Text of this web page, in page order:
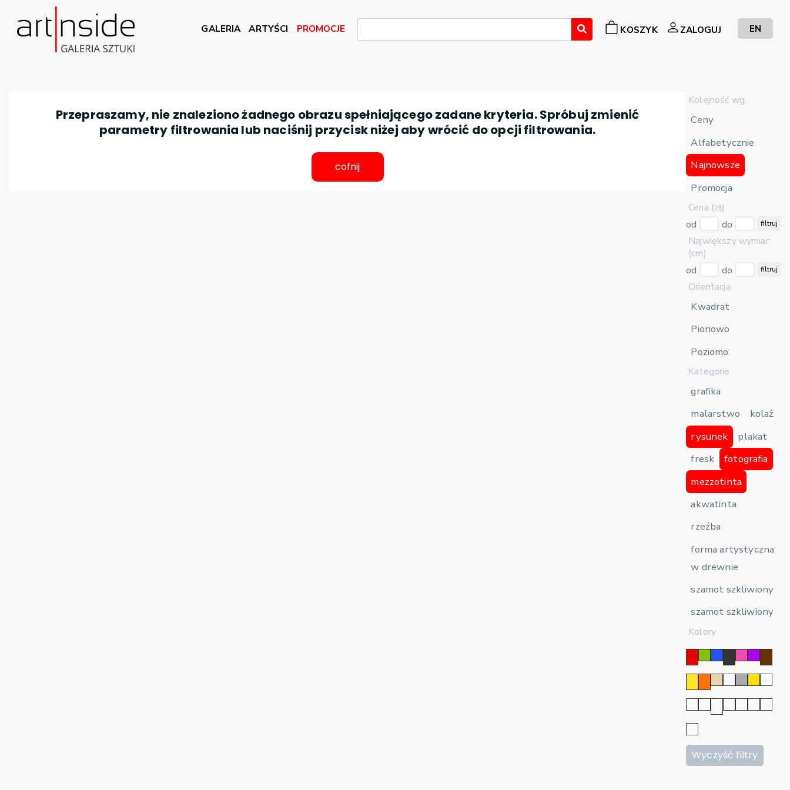
GALERIA ARTYŚCI PROMOCJE KOSZYK ZALOGUJ EN
Kolejność wg.
Ceny
Alfabetycznie
Najnowsze
Promocja
Cena (zł)
od
do filtruj
Największy wymiar:
(cm)
od
do filtruj
Orientacja
Kwadrat
Pionowo
Poziomo
Kategorie
grafika
malarstwo
kolaż
rysunek
plakat
fresk
fotografia
mezzotinta
akwatinta
rzeźba
forma artystyczna
w drewnie
szamot szkliwiony
szamot szkliwiony
Kolory
Wyczyść filtry
Przepraszamy, nie znaleziono żadnego obrazu spełniającego zadane kryteria. Spróbuj zmienić
parametry filtrowania lub naciśnij przycisk niżej aby wrócić do opcji filtrowania.
cofnij